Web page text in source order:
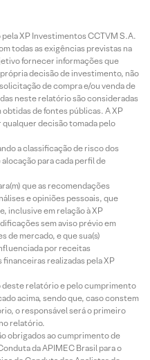
XP Investimentos CCTVM S.A.
todas as exigências previstas na
fornecer informações que
decisão de investimento, não
de compra e/ou venda de
neste relatório são consideradas
obtidas de fontes públicas. A XP
decisão tomada pelo
a classificação de risco dos
para cada perfil de
que as recomendações
e opiniões pessoais, que
inclusive em relação à XP
sem aviso prévio em
de mercado, e que sua(s)
por receitas
realizadas pela XP
deste relatório e pelo cumprimento
acima, sendo que, caso constem
o responsável será o primeiro
relatório.
obrigados ao cumprimento de
da APIMEC Brasil para o